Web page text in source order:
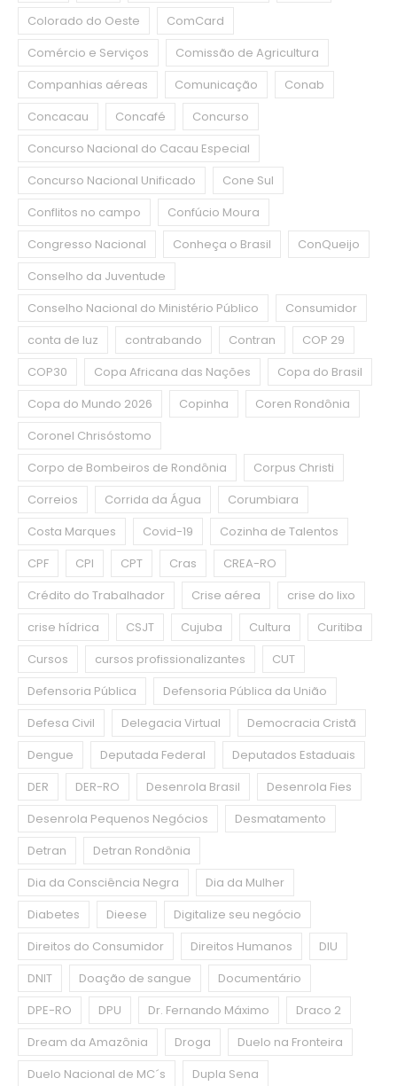
Colorado do Oeste
ComCard
Comércio e Serviços
Comissão de Agricultura
Companhias aéreas
Comunicação
Conab
Concacau
Concafé
Concurso
Concurso Nacional do Cacau Especial
Concurso Nacional Unificado
Cone Sul
Conflitos no campo
Confúcio Moura
Congresso Nacional
Conheça o Brasil
ConQueijo
Conselho da Juventude
Conselho Nacional do Ministério Público
Consumidor
conta de luz
contrabando Contran
COP 29
COP30
Copa Africana das Nações
Copa do Brasil
Copa do Mundo 2026
Copinha
Coren Rondônia
Coronel Chrisóstomo
Corpo de Bombeiros de Rondônia
Corpus Christi
Correios
Corrida da Água
Corumbiara
Costa Marques
Covid-19
Cozinha de Talentos
CPF
CPI CPT Cras
CREA-RO
Crédito do Trabalhador
Crise aérea
crise do lixo
crise hídrica
CSJT Cujuba Cultura
Curitiba
Cursos
cursos profissionalizantes
CUT
Defensoria Pública
Defensoria Pública da União
Defesa Civil
Delegacia Virtual
Democracia Cristã
Dengue
Deputada Federal
Deputados Estaduais
DER
DER-RO Desenrola Brasil
Desenrola Fies
Desenrola Pequenos Negócios
Desmatamento
Detran
Detran Rondônia
Dia da Consciência Negra
Dia da Mulher
Diabetes
Dieese
Digitalize seu negócio
Direitos do Consumidor
Direitos Humanos
DIU
DNIT
Doação de sangue
Documentário
DPE-RO
DPU Dr. Fernando Máximo
Draco 2
Dream da Amazônia
Droga
Duelo na Fronteira
Duelo Nacional de MC´s
Dupla Sena